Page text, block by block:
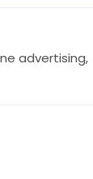
advertising,